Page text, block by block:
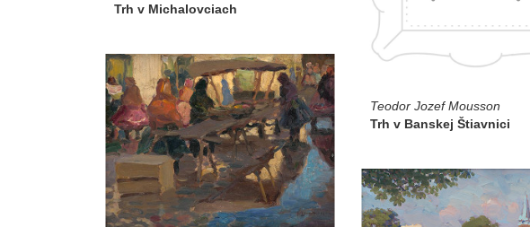
Trh v Michalovciach
Teodor Jozef Mousson
Trh v Banskej Štiavnici